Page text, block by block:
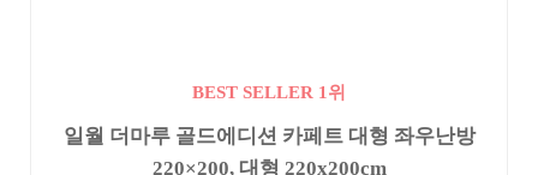
BEST SELLER 1위
일월 더마루 골드에디션 카페트 대형 좌우난방
220×200, 대형 220x200cm